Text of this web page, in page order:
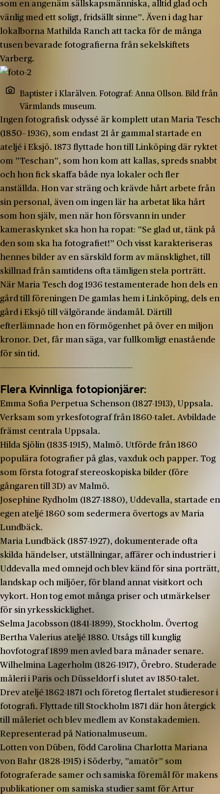
som en angenäm sällskapsmänniska, alltid glad och
vänlig med ett soligt, fridsällt sinne”. Även i dag har
lokalborna Mathilda Ranch att tacka för de många
tusen bevarade fotografierna från sekelskiftets
Varberg.
Baptister i Klarälven. Fotograf: Anna Ollson. Bild från
Värmlands museum.
Ingen fotografisk odyssé är komplett utan Maria Tesch
(1850– 1936), som endast 21 år gammal startade en
ateljé i Eksjö. 1873 flyttade hon till Linköping där ryktet
om ”Teschan”, som hon kom att kallas, spreds snabbt
och hon fick skaffa både nya lokaler och fler
anställda. Hon var sträng och krävde hårt arbete från
sin personal, även om ingen lär ha arbetat lika hårt
som hon själv, men när hon försvann in under
kameraskynket ska hon ha ropat: ”Se glad ut, tänk på
den som ska ha fotografiet!” Och visst karakteriseras
hennes bilder av en särskild form av mänsklighet, till
skillnad från samtidens ofta tämligen stela porträtt.
När Maria Tesch dog 1936 testamenterade hon dels en
gård till föreningen De gamlas hem i Linköping, dels en
gård i Eksjö till välgörande ändamål. Därtill
efterlämnade hon en förmögenhet på över en miljon
kronor. Det, får man säga, var fullkomligt enastående
för sin tid.
------------------------------------------------------
Flera Kvinnliga fotopionjärer:
Emma Sofia Perpetua Schenson (1827-1913), Uppsala.
Verksam som yrkesfotograf från 1860-talet. Avbildade
främst centrala Uppsala.
Hilda Sjölin (1835-1915), Malmö. Utförde från 1860
populära fotografier på glas, vaxduk och papper. Tog
som första fotograf stereoskopiska bilder (före
gångaren till 3D) av Malmö.
Josephine Rydholm (1827-1880), Uddevalla, startade en
egen ateljé 1860 som sedermera övertogs av Maria
Lundbäck.
Maria Lundbäck (1857-1927), dokumenterade ofta
skilda händelser, utställningar, affärer och industrier i
Uddevalla med omnejd och blev känd för sina porträtt,
landskap och miljöer, för bland annat visitkort och
vykort. Hon tog emot många priser och utmärkelser
för sin yrkesskicklighet.
Selma Jacobsson (1841-1899), Stockholm. Övertog
Bertha Valerius ateljé 1880. Utsågs till kunglig
hovfotograf 1899 men avled bara månader senare.
Wilhelmina Lagerholm (1826-1917), Örebro. Studerade
måleri i Paris och Düsseldorf i slutet av 1850-talet.
Drev ateljé 1862-1871 och företog flertalet studieresor i
fotografi. Flyttade till Stockholm 1871 där hon återgick
till måleriet och blev medlem av Konstakademien.
Representerad på Nationalmuseum.
Lotten von Düben, född Carolina Charlotta Mariana
von Bahr (1828-1915) i Söderby, ”amatör” som
fotograferade samer och samiska föremål för makens
publikationer om samiska studier samt för Artur